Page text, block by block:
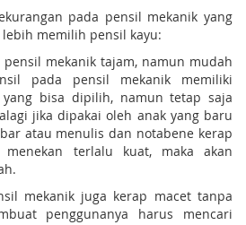
pada pensil mekanik yang
memilih pensil kayu:
mekanik tajam, namun mudah
pada pensil mekanik memiliki
yang bisa dipilih, namun tetap saja
jika dipakai oleh anak yang baru
atau menulis dan notabene kerap
menekan terlalu kuat, maka akan
mekanik juga kerap macet tanpa
penggunanya harus mencari